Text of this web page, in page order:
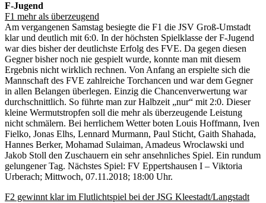
F-Jugend
F1 mehr als überzeugend
Am vergangenen Samstag besiegte die F1 die JSV Groß-Umstadt
klar und deutlich mit 6:0. In der höchsten Spielklasse der F-Jugend
war dies bisher der deutlichste Erfolg des FVE. Da gegen diesen
Gegner bisher noch nie gespielt wurde, konnte man mit diesem
Ergebnis nicht wirklich rechnen. Von Anfang an erspielte sich die
Mannschaft des FVE zahlreiche Torchancen und war dem Gegner
in allen Belangen überlegen. Einzig die Chancenverwertung war
durchschnittlich. So führte man zur Halbzeit „nur“ mit 2:0. Dieser
kleine Wermutstropfen soll die mehr als überzeugende Leistung
nicht schmälern. Bei herrlichem Wetter boten Louis Hoffmann, Iven
Fielko, Jonas Elhs, Lennard Murmann, Paul Sticht, Gaith Shahada,
Hannes Berker, Mohamad Sulaiman, Amadeus Wroclawski und
Jakob Stoll den Zuschauern ein sehr ansehnliches Spiel. Ein rundum
gelungener Tag. Nächstes Spiel: FV Eppertshausen I – Viktoria
Urberach; Mittwoch, 07.11.2018; 18:00 Uhr.
F2 gewinnt klar im Flutlichtspiel bei der JSG Kleestadt/Langstadt